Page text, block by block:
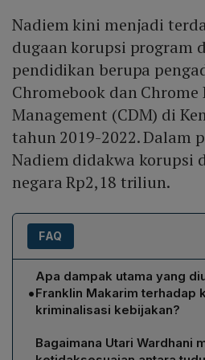
Nadiem kini menjadi
dugaan korupsi program
pendidikan berupa
Chromebook dan Chrome
Management (CDM) di
tahun 2019-2022. Dalam
Nadiem didakwa korupsi
negara Rp2,18 triliun.
FAQ
•
Apa dampak utama yang
Franklin Makarim terhadap
kriminalisasi kebijakan?
Franka menjelaskan bahwa
menghancurkan reputasi
Bagaimana Utari Wardhani